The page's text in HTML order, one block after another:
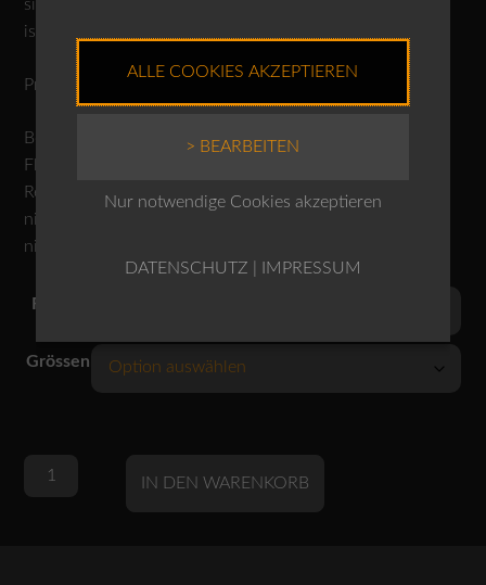
sind ein gewünschter Effekt und keine Mängel. Der Stoff
ist biologisch abbaubar.
Produktnr.: 10250110146
Bei 30 Grad waschbar
Flecken nicht punktuell entfernen
Reinigen
nicht chloren
nicht im Trockner trocknen
Farben
Grössen
OSKA
IN DEN WARENKORB
ALLE COOKIES AKZEPTIEREN
> BEARBEITEN
Nur notwendige Cookies akzeptieren
DATENSCHUTZ IMPRESSUM